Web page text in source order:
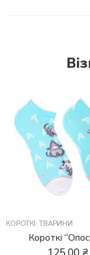
КОРОТКІ, ТВАРИНИ
Короткі